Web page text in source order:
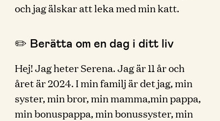
och jag älskar att leka med min katt.
✏️ Berätta om en dag i ditt liv
Hej! Jag heter Serena. Jag är 11 år och
året är 2024. I min familj är det jag, min
syster, min bror, min mamma,min pappa,
min bonuspappa, min bonussyster, min